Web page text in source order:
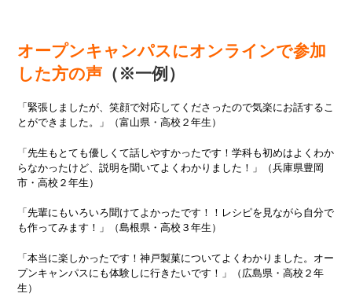
オープンキャンパスにオンラインで参加
した方の声 （※一例）
「緊張しましたが、笑顔で対応してくださったので気楽にお話するこ
とができました。」（富山県・高校２年生）
「先生もとても優しくて話しやすかったです！学科も初めはよくわか
らなかったけど、説明を聞いてよくわかりました！」（兵庫県豊岡
市・高校２年生）
「先輩にもいろいろ聞けてよかったです！！レシピを見ながら自分で
も作ってみます！」（島根県・高校３年生）
「本当に楽しかったです！神戸製菓についてよくわかりました。オー
プンキャンパスにも体験しに行きたいです！」（広島県・高校２年
生）